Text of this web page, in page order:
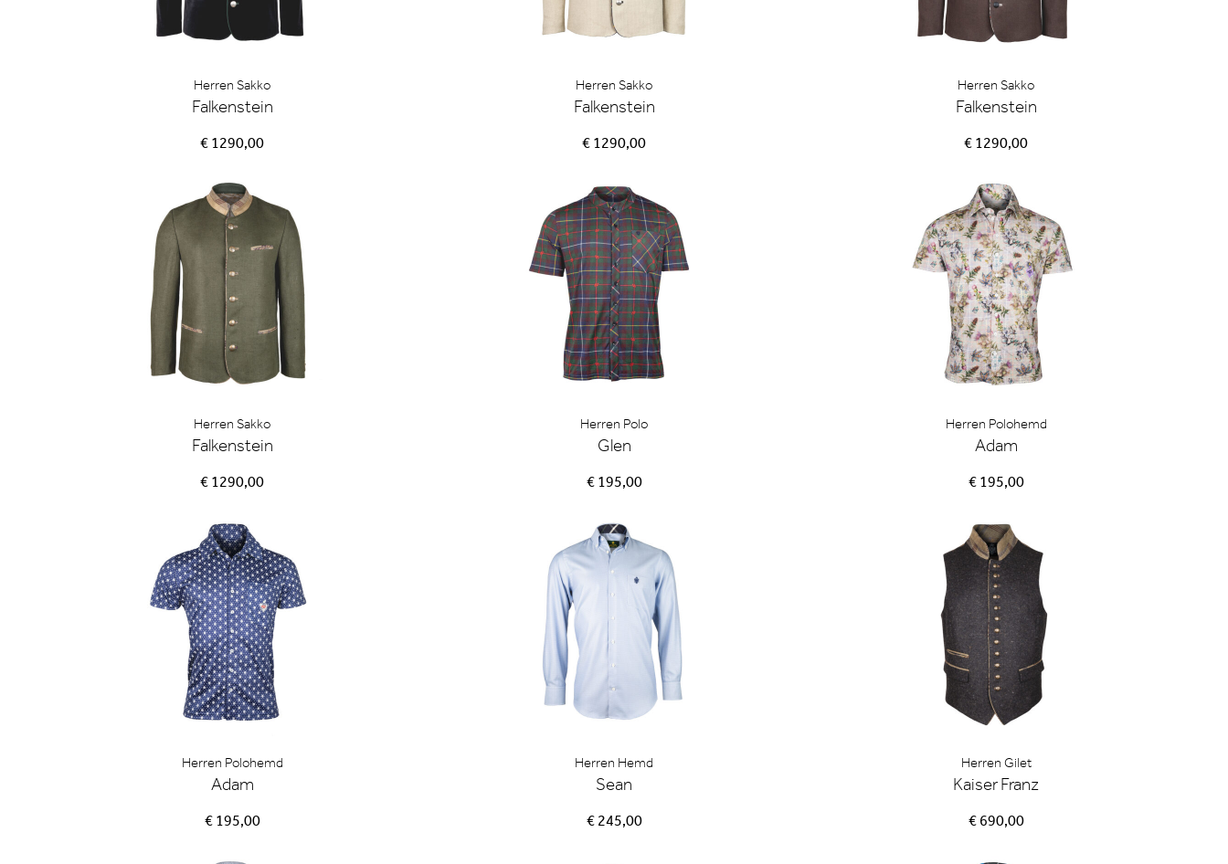
Herren Sakko
Falkenstein
€ 1290,00
Herren Sakko
Falkenstein
€ 1290,00
Herren Sakko
Falkenstein
€ 1290,00
Herren Sakko
Falkenstein
€ 1290,00
Herren Polo
Glen
€ 195,00
Herren Polohemd
Adam
€ 195,00
Herren Polohemd
Adam
€ 195,00
Herren Hemd
Sean
€ 245,00
Herren Gilet
Kaiser Franz
€ 690,00